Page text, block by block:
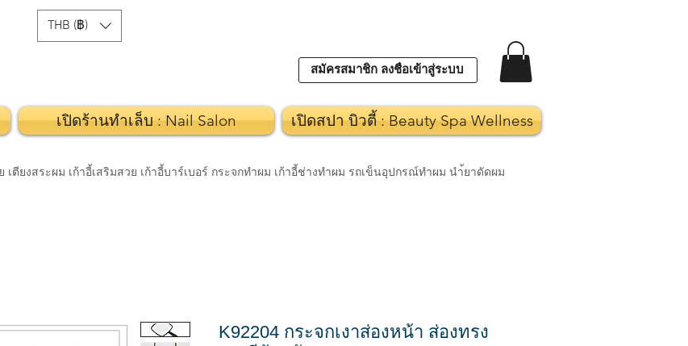
THB (฿)
สมัครสมาชิก ลงชื่อเข้าสู่ระบบ
เปิดร้านทำเล็บ : Nail Salon เปิดสปา บิวตี้ : Beauty Spa Wellness
เตียงสระผม เก้าอี้เสริมสวย เก้าอี้บาร์เบอร์ กระจกทำผม เก้าอี้ช่างทำผม รถเข็นอุปกรณ์ทำผม นำ้ยาดัดผม
K92204 กระจกเงาส่องหน้า ส่องทรง